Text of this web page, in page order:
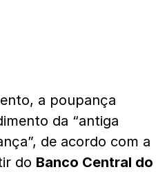
a poupança
da “antiga
de acordo com a
do Banco Central do